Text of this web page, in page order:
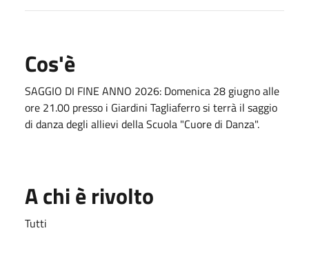
Cos'è
SAGGIO DI FINE ANNO 2026: Domenica 28 giugno alle
ore 21.00 presso i Giardini Tagliaferro si terrà il saggio
di danza degli allievi della Scuola "Cuore di Danza".
A chi è rivolto
Tutti